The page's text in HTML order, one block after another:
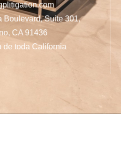
Boulevard, Suite 301,
CA 91436
de toda California